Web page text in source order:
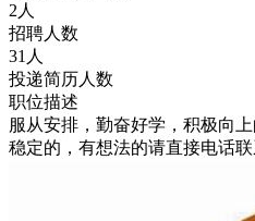
2人
招聘人数
31人
投递简历人数
职位描述
服从安排，勤奋好学，积极向
稳定的，有想法的请直接电话联